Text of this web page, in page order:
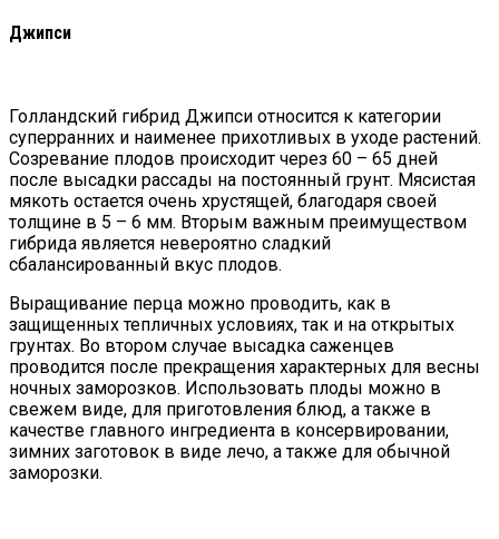
Джипси
Голландский гибрид Джипси относится к категории
суперранних и наименее прихотливых в уходе растений.
Созревание плодов происходит через 60 – 65 дней
после высадки рассады на постоянный грунт. Мясистая
мякоть остается очень хрустящей, благодаря своей
толщине в 5 – 6 мм. Вторым важным преимуществом
гибрида является невероятно сладкий
сбалансированный вкус плодов.
Выращивание перца можно проводить, как в
защищенных тепличных условиях, так и на открытых
грунтах. Во втором случае высадка саженцев
проводится после прекращения характерных для весны
ночных заморозков. Использовать плоды можно в
свежем виде, для приготовления блюд, а также в
качестве главного ингредиента в консервировании,
зимних заготовок в виде лечо, а также для обычной
заморозки.